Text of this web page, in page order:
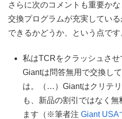
さらに次のコメントも重要か
交換プログラムが充実してい
できるかどうか、という点です
私はTCRをクラッシュさせ
Giantは問答無用で交換し
は。（…）Giantはクリテ
も、新品の割引ではなく
ます（※筆者注Giant USA